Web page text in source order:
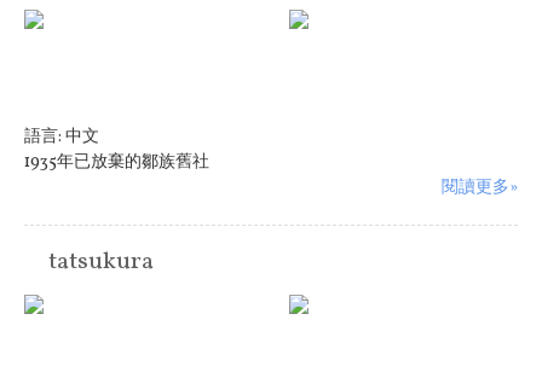
語言: 中文
1935年已放棄的鄒族舊社
閱讀更多»
tatsukura